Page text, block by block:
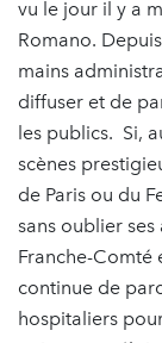
vu le jour il y a
Romano.
mains
diffuser et de
les publics. Si,
scènes
de Paris ou du
sans oublier
Franche-Comté
continue de
hospitaliers